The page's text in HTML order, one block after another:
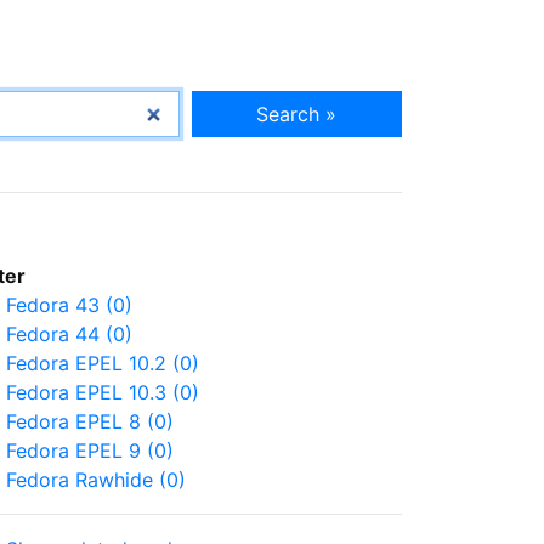
Search »
Fedora 43 (0)
Fedora 44 (0)
Fedora EPEL 10.2 (0)
Fedora EPEL 10.3 (0)
Fedora EPEL 8 (0)
Fedora EPEL 9 (0)
Fedora Rawhide (0)